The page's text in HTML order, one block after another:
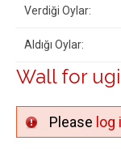
Verdiği Oylar:
Aldığı Oylar:
Wall for
Please log